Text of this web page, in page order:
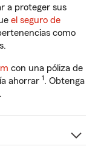
a proteger sus
el seguro de
como
con una póliza de
ahorrar 1. Obtenga